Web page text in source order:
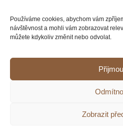
Používáme cookies, abychom vám
návštěvnost a mohli vám zobrazovat
můžete kdykoliv změnit nebo odvolat.
Zobrazit
Copyright 2012 - 2021 Michal
YouTube